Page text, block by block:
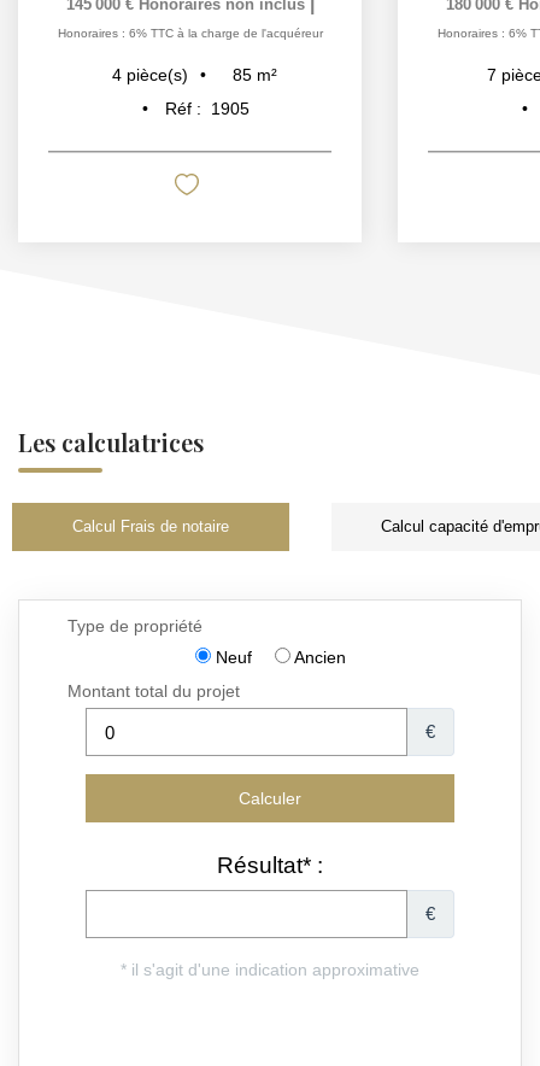
145 000 € Honoraires non inclus
Honoraires : 6% TTC à la charge de l'acquéreur
4 pièce(s) 85 m²
Réf :
1905
180 000 €
Honoraires : 6%
7
Les calculatrices
Calcul Frais de notaire Calcul capacité